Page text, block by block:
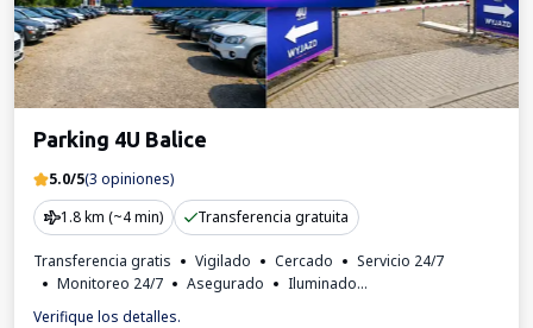
Parking 4U Balice
5.0/5(3 opiniones)
1.8 km (~4 min)
Transferencia gratuita
Transferencia gratis Vigilado Cercado
Servicio 24/7
Monitoreo 24/7
Asegurado
Iluminado
Para los turismos
Verifique los detalles.